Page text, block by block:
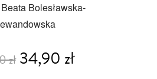
Beata Bolesławska-
zł34,90 zł